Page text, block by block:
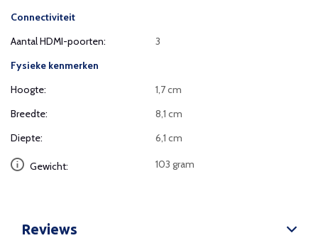
Connectiviteit
Aantal HDMI-poorten:
3
Fysieke kenmerken
Hoogte:
1,7 cm
Breedte:
8,1 cm
Diepte:
6,1 cm
Gewicht: 103 gram
Reviews